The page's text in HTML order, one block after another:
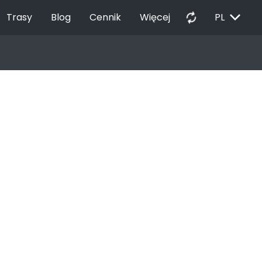
Trasy Blog Cennik Więcej autorenew PL EXPAND_MORE